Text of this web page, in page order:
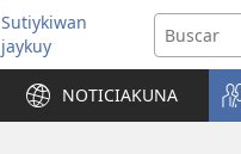
Sutiykiwan
jaykuy(abre
una
nueva
ventana)
NOTICIAKUNA